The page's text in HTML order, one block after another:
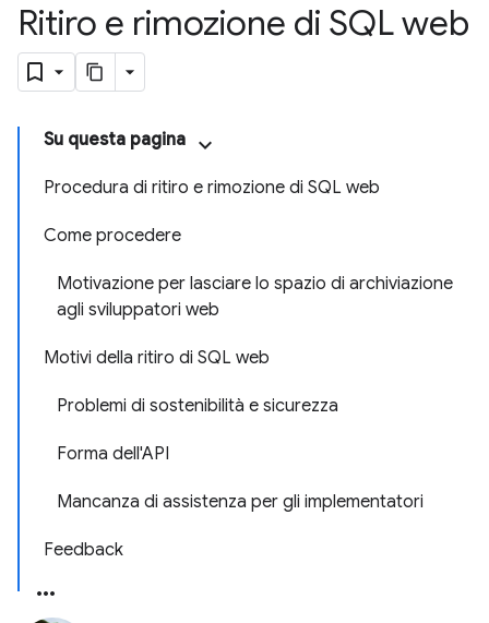
Ritiro e rimozione di SQL web
Su questa pagina
Procedura di ritiro e rimozione di SQL web
Come procedere
Motivazione per lasciare lo spazio di archiviazione
agli sviluppatori web
Motivi della ritiro di SQL web
Problemi di sostenibilità e sicurezza
Forma dell'API
Mancanza di assistenza per gli implementatori
Feedback